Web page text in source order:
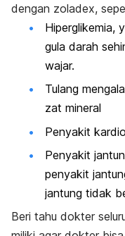
dengan zoladex,
Hiperglikemia,
gula darah
wajar.
Tulang
zat mineral
Penyakit
Penyakit
penyakit
jantung tidak
Beri tahu dokter